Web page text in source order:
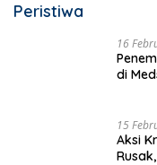
Peristiwa
16
di
15
Aksi